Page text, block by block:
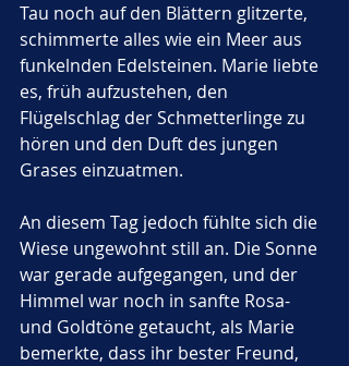
Tau noch auf den Blättern glitzerte,
schimmerte alles wie ein Meer aus
funkelnden Edelsteinen. Marie liebte
es, früh aufzustehen, den
Flügelschlag der Schmetterlinge zu
hören und den Duft des jungen
Grases einzuatmen.
An diesem Tag jedoch fühlte sich die
Wiese ungewohnt still an. Die Sonne
war gerade aufgegangen, und der
Himmel war noch in sanfte Rosa-
und Goldtöne getaucht, als Marie
bemerkte, dass ihr bester Freund,